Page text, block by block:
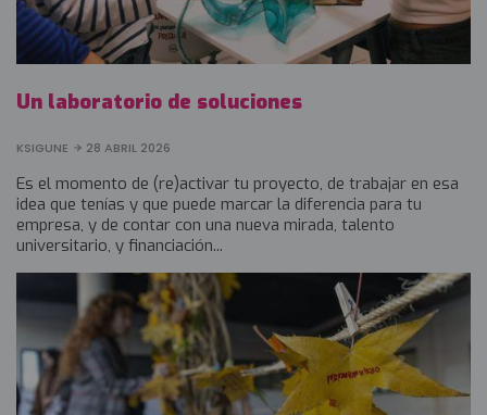
Un laboratorio de soluciones
KSIGUNE 28 ABRIL 2026
Es el momento de (re)activar tu proyecto, de trabajar en esa
idea que tenías y que puede marcar la diferencia para tu
empresa, y de contar con una nueva mirada, talento
universitario, y financiación...